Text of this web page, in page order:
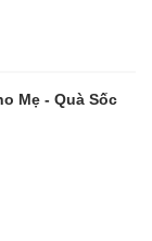
Mẹ - Quà Sốc